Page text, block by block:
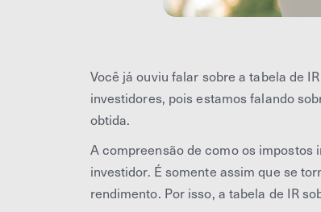
Você já ouviu falar sobre a tabela de
investidores, pois estamos falando
obtida.
A compreensão de como os
investidor. É somente assim que se
rendimento. Por isso, a tabela de IR